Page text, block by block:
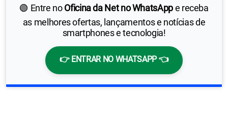
🟢 Entre noOficina da Net no WhatsAppe receba
as melhores ofertas, lançamentos e notícias de
smartphones e tecnologia!
👉 ENTRAR NO WHATSAPP 👈